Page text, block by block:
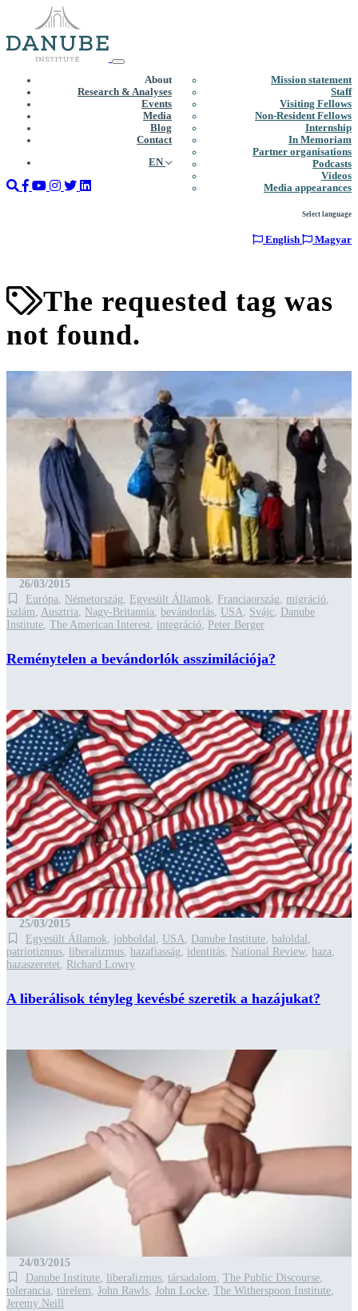
About
Mission statement
Staff
Visiting Fellows
Non-Resident Fellows
Internship
In Memoriam
Partner organisations
Research & Analyses
Events
Media
Podcasts
Videos
Media appearances
Blog
Contact
EN
Select language
English Magyar
The requested tag was
not found.
26/03/2015
Európa, Németország, Egyesült Államok, Franciaország, migráció,
iszlám, Ausztria, Nagy-Britannia, bevándorlás, USA, Svájc, Danube
Institute, The American Interest, integráció, Peter Berger
Reménytelen a bevándorlók asszimilációja?
25/03/2015
Egyesült Államok
jobboldal USA Danube Institute baloldal
patriotizmus liberalizmus hazafiasság identitás National Review, haza
hazaszeretet Richard Lowry
A liberálisok tényleg kevésbé szeretik a hazájukat?
24/03/2015
Danube Institute, liberalizmus, társadalom, The Public Discourse,
tolerancia, türelem, John Rawls, John Locke, The Witherspoon Institute,
Jeremy Neill